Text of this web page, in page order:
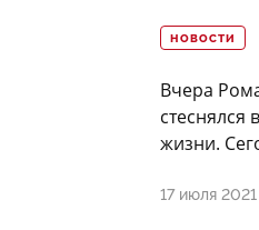
НОВОСТИ
Вчера
жизни.
17 июля